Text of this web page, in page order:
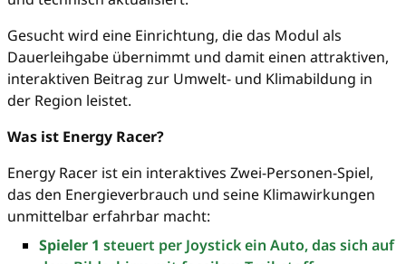
Gesucht wird eine Einrichtung, die das Modul als
Dauerleihgabe übernimmt und damit einen attraktiven,
interaktiven Beitrag zur Umwelt- und Klimabildung in
der Region leistet.
Was ist Energy Racer?
Energy Racer ist ein interaktives Zwei-Personen-Spiel,
das den Energieverbrauch und seine Klimawirkungen
unmittelbar erfahrbar macht:
Spieler 1 steuert per Joystick ein Auto, das sich auf